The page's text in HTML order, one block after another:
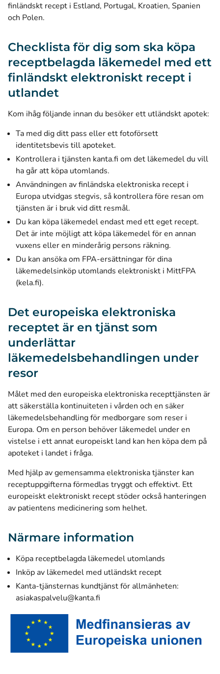
finländskt recept i Estland, Portugal, Kroatien, Spanien
och Polen.
Checklista för dig som ska köpa
receptbelagda läkemedel med ett
finländskt elektroniskt recept i
utlandet
Kom ihåg följande innan du besöker ett utländskt apotek:
Ta med dig ditt pass eller ett fotoförsett
identitetsbevis till apoteket.
Kontrollera i tjänsten kanta.fi om det läkemedel du vill
ha går att köpa utomlands.
Användningen av finländska elektroniska recept i
Europa utvidgas stegvis, så kontrollera före resan om
tjänsten är i bruk vid ditt resmål.
Du kan köpa läkemedel endast med ett eget recept.
Det är inte möjligt att köpa läkemedel för en annan
vuxens eller en minderårig persons räkning.
Du kan ansöka om FPA-ersättningar för dina
läkemedelsinköp utomlands elektroniskt i MittFPA
(kela.fi)(öppnas i ett nytt fönster)
.
Det europeiska elektroniska
receptet är en tjänst som
underlättar
läkemedelsbehandlingen under
resor
Målet med den europeiska elektroniska recepttjänsten är
att säkerställa kontinuiteten i vården och en säker
läkemedelsbehandling för medborgare som reser i
Europa. Om en person behöver läkemedel under en
vistelse i ett annat europeiskt land kan hen köpa dem på
apoteket i landet i fråga.
Med hjälp av gemensamma elektroniska tjänster kan
receptuppgifterna förmedlas tryggt och effektivt. Ett
europeiskt elektroniskt recept stöder också hanteringen
av patientens medicinering som helhet.
Närmare information
Köpa receptbelagda läkemedel utomlands
Inköp av läkemedel med utländskt recept
Kanta-tjänsternas kundtjänst för allmänheten:
asiakaspalvelu@kanta.fi